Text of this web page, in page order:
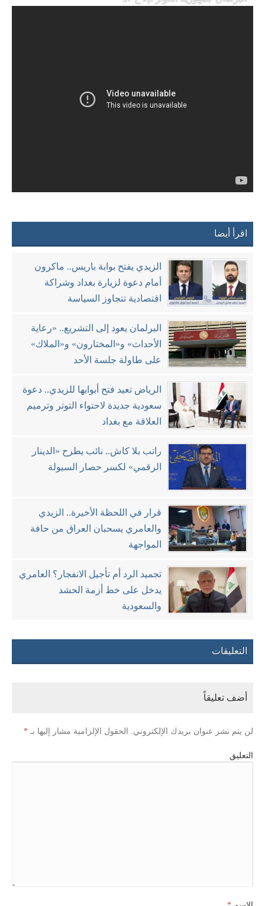
اقرأ أيضا
الزيدي يفتح بوابة باريس.. ماكرون
أمام دعوة لزيارة بغداد وشراكة
اقتصادية تتجاوز السياسة
البرلمان يعود إلى التشريع.. «رعاية
الأحداث» و«المختارون» و«الملاك»
على طاولة جلسة الأحد
الرياض تعيد فتح أبوابها للزيدي.. دعوة
سعودية جديدة لاحتواء التوتر وترميم
العلاقة مع بغداد
راتب بلا كاش.. نائب يطرح «الدينار
الرقمي» لكسر حصار السيولة
قرار في اللحظة الأخيرة.. الزيدي
والعامري يسحبان العراق من حافة
المواجهة
تجميد الرد أم تأجيل الانفجار؟ العامري
يدخل على خط أزمة الحشد
والسعودية
التعليقات
أضف تعليقاً
لن يتم نشر عنوان بريدك الإلكتروني. الحقول الإلزامية مشار إليها بـ *
التعليق